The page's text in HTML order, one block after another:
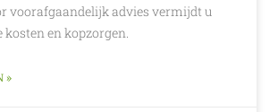
voorafgaandelijk advies vermijdt u
en kopzorgen.
»